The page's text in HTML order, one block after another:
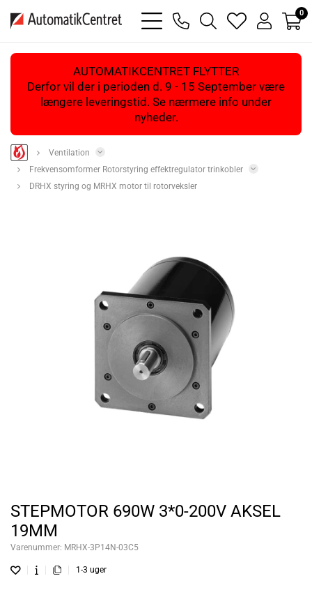
bars
light
phone
magnifying
glass
heart
light
user
light
0
AUTOMATIKCENTRET FLYTTER
Derfor vil der i perioden d. 9 - 15 September være
længere leveringstid. Se nærmere info under
nyheder.
Ventilation
Frekvensomformer Rotorstyring effektregulator trinkobler
DRHX styring og MRHX motor til rotorveksler
STEPMOTOR 690W 3*0-200V AKSEL
19MM
Varenummer: MRHX-3P14N-03C5
1-3 uger